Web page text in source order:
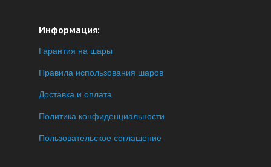
Информация:
Гарантия на шары
Правила использования шаров
Доставка и оплата
Политика конфиденциальности
Пользовательское соглашение